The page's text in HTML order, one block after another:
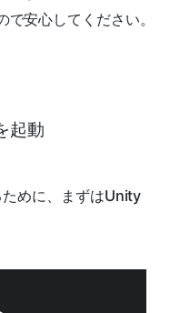
で安心してください。
起動
めに、まずはUnity